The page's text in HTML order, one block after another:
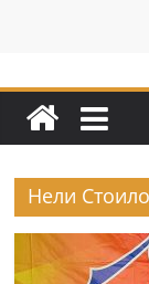
Н
в
и
н
и
о
Нели